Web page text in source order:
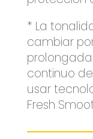
* La
cambiar
prolongada
continuo
usar
Fresh